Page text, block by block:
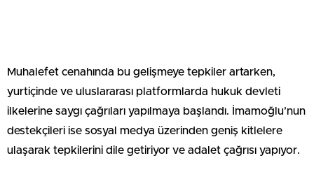
Muhalefet cenahında bu gelişmeye tepkiler artarken,
yurtiçinde ve uluslararası platformlarda hukuk devleti
ilkelerine saygı çağrıları yapılmaya başlandı. İmamoğlu’nun
destekçileri ise sosyal medya üzerinden geniş kitlelere
ulaşarak tepkilerini dile getiriyor ve adalet çağrısı yapıyor.